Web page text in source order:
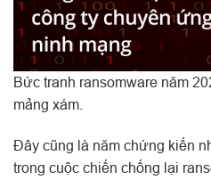
Bức tranh ransomware năm
mảng xám.
Đây cũng là năm chứng kiến
trong cuộc chiến chống lại